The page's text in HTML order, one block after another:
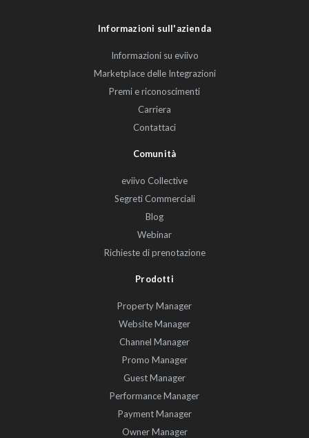
Informazioni sull'azienda
Informazioni su eviivo
Marketplace delle Integrazioni
Premi e riconoscimenti
Carriera
Contattaci
Comunità
eviivo Collective
Segreti Commerciali
Blog
Webinar
Richieste di prenotazione
Prodotti
Property Manager
Website Manager
Channel Manager
Promo Manager
Guest Manager
Performance Manager
Payment Manager
Owner Manager